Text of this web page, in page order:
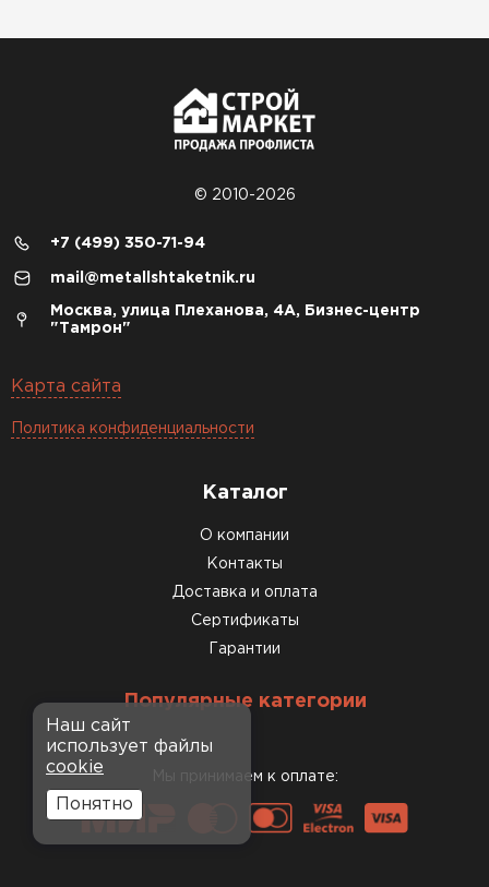
© 2010-2026
+7 (499) 350-71-94
mail@metallshtaketnik.ru
Москва, улица Плеханова, 4А, Бизнес-центр
"Тамрон"
Карта сайта
Политика конфиденциальности
Каталог
О компании
Контакты
Доставка и оплата
Сертификаты
Гарантии
Популярные категории
Мы принимаем к оплате:
Наш сайт
использует файлы
cookie
Понятно